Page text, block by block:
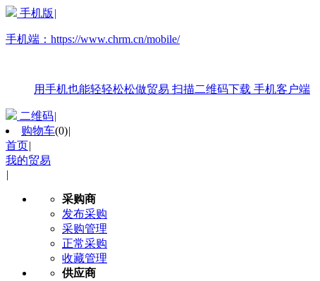
手机版 |
手机端： https://www.chrm.cn/mobile/
用手机也能轻轻松松做贸易 扫描二维码下载 手机客户端
二维码|
购物车(0)|
首页|
我的贸易
|
采购商
发布采购
采购管理
正常采购
收藏管理
供应商